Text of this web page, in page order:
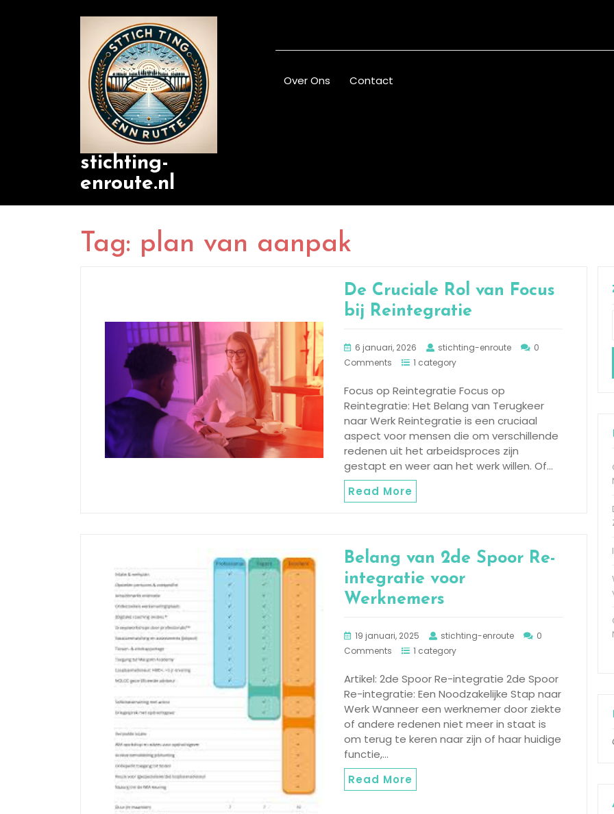
stichting-
enroute.nl
Over Ons Contact
Tag: plan van aanpak
De Cruciale Rol van Focus
bij Reintegratie
6 januari, 2026 stichting-enroute
0
Comments
1 category
Focus op Reintegratie Focus op
Reintegratie: Het Belang van Terugkeer
naar Werk Reintegratie is een cruciaal
aspect voor mensen die om verschillende
redenen uit het arbeidsproces zijn
gestapt en weer aan het werk willen. Of…
Read More
Belang van 2de Spoor Re-
integratie voor
Werknemers
19 januari, 2025 stichting-enroute
0
Comments
1 category
Artikel: 2de Spoor Re-integratie 2de Spoor
Re-integratie: Een Noodzakelijke Stap naar
Werk Wanneer een werknemer door ziekte
of andere redenen niet meer in staat is
om terug te keren naar zijn of haar huidige
functie,…
Read More